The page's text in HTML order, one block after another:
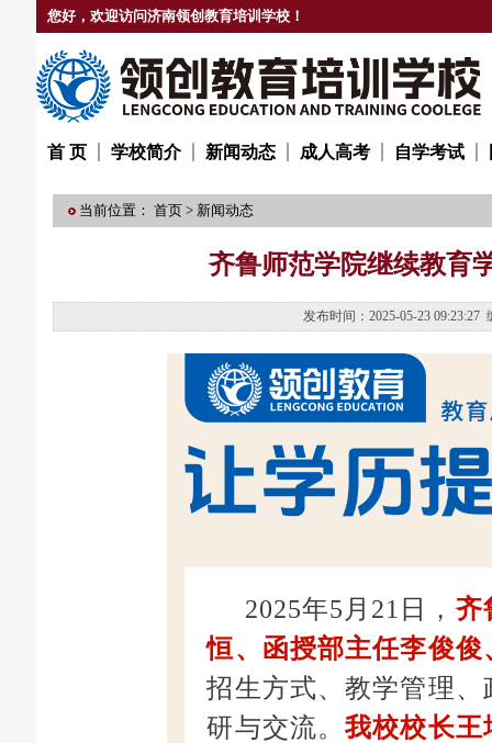
您好，欢迎访问济南领创教育培训学校！
首 页 学校简介 新闻动态 成人高考 自学考试
当前位置： 首页 > 新闻动态
齐鲁师范学院继续教育
发布时间：2025-05-23
2025年5月21日，齐
恒、函授部主任李俊俊
招生方式、教学管理
研与交流。我校校长王